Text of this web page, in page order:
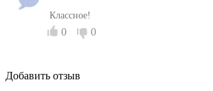
Классное!
0 0
Добавить отзыв